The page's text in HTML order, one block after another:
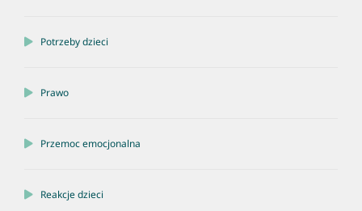
Potrzeby dzieci
Prawo
Przemoc emocjonalna
Reakcje dzieci